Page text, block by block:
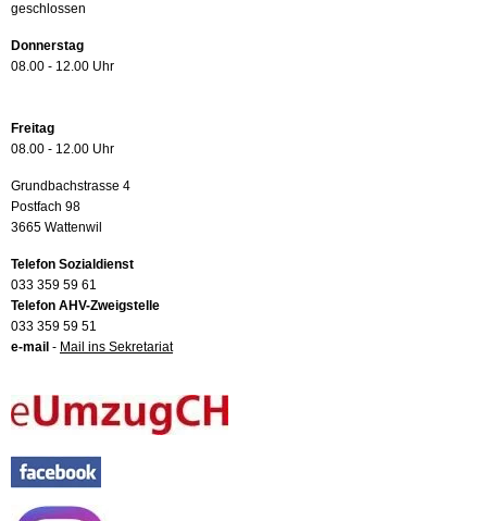
geschlossen
Donnerstag
08.00 - 12.00 Uhr
Freitag
08.00 - 12.00 Uhr
Grundbachstrasse 4
Postfach 98
3665 Wattenwil
Telefon Sozialdienst
033 359 59 61
Telefon AHV-Zweigstelle
033 359 59 51
e-mail - Mail ins Sekretariat